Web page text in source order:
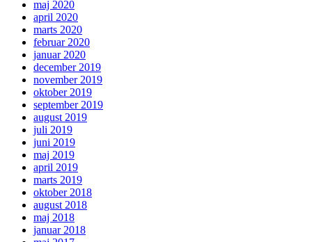
maj 2020
april 2020
marts 2020
februar 2020
januar 2020
december 2019
november 2019
oktober 2019
september 2019
august 2019
juli 2019
juni 2019
maj 2019
april 2019
marts 2019
oktober 2018
august 2018
maj 2018
januar 2018